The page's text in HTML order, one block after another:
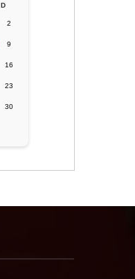
D
2
9
16
23
30